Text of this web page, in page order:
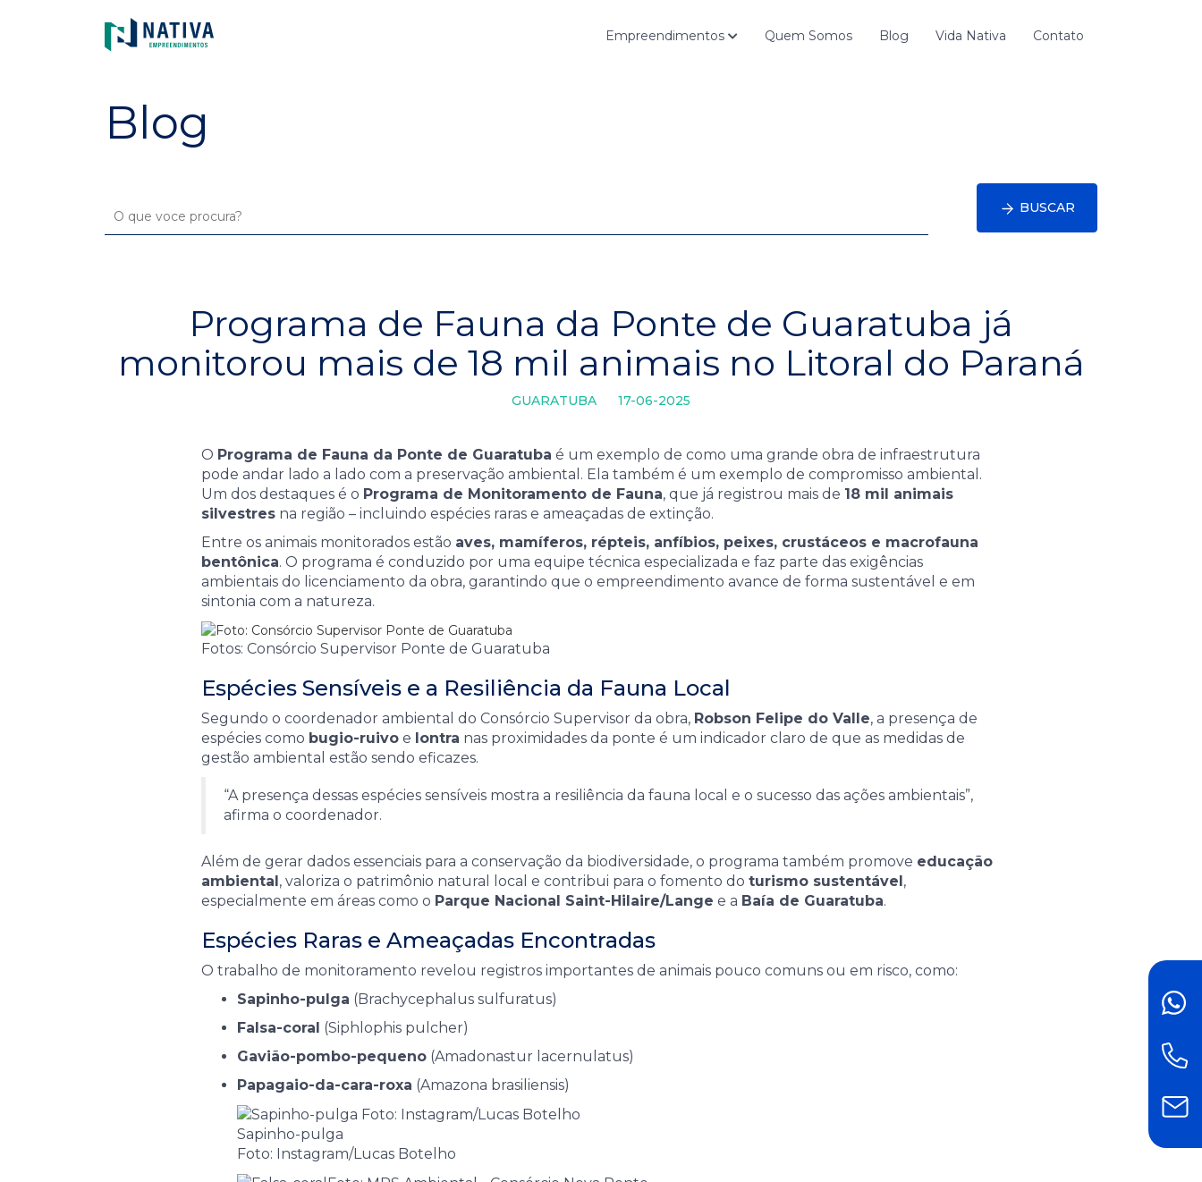
Empreendimentos Quem Somos Blog Vida Nativa Contato
Blog
BUSCAR
Programa de Fauna da Ponte de Guaratuba já
monitorou mais de 18 mil animais no Litoral do Paraná
GUARATUBA 17-06-2025
O Programa de Fauna da Ponte de Guaratuba é um exemplo de como uma grande obra de infraestrutura
pode andar lado a lado com a preservação ambiental. Ela também é um exemplo de compromisso ambiental.
Um dos destaques é o Programa de Monitoramento de Fauna, que já registrou mais de 18 mil animais
silvestresna região – incluindo espécies raras e ameaçadas de extinção.
Entre os animais monitorados estão aves, mamíferos, répteis, anfíbios, peixes, crustáceos e macrofauna
bentônica. O programa é conduzido por uma equipe técnica especializada e faz parte das exigências
ambientais do licenciamento da obra, garantindo que o empreendimento avance de forma sustentável e em
sintonia com a natureza.
Fotos: Consórcio Supervisor Ponte de Guaratuba
Espécies Sensíveis e a Resiliência da Fauna Local
Segundo o coordenador ambiental do Consórcio Supervisor da obra, Robson Felipe do Valle, a presença de
espécies como bugio-ruivoe lontra nas proximidades da ponte é um indicador claro de que as medidas de
gestão ambiental estão sendo eficazes.
“A presença dessas espécies sensíveis mostra a resiliência da fauna local e o sucesso das ações ambientais”,
afirma o coordenador.
Além de gerar dados essenciais para a conservação da biodiversidade, o programa também promove educação
ambiental, valoriza o patrimônio natural local e contribui para o fomento do turismo sustentável,
especialmente em áreas como o Parque Nacional Saint-Hilaire/Lange e a Baía de Guaratuba.
Espécies Raras e Ameaçadas Encontradas
O trabalho de monitoramento revelou registros importantes de animais pouco comuns ou em risco, como:
Sapinho-pulga (Brachycephalus sulfuratus)
Falsa-coral (Siphlophis pulcher)
Gavião-pombo-pequeno(Amadonastur lacernulatus)
Papagaio-da-cara-roxa (Amazona brasiliensis)
Sapinho-pulga
Foto: Instagram/Lucas Botelho